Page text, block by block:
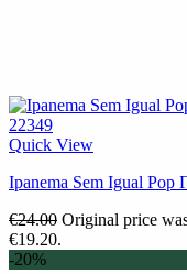
Quick View
Ipanema Sem Igual Pop
€24.00 Original price
€19.20.
-20%